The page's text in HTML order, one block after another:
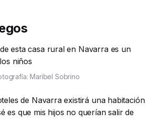
Maribel Sobrino
de Navarra existirá una habitación
es que mis hijos no querían salir de